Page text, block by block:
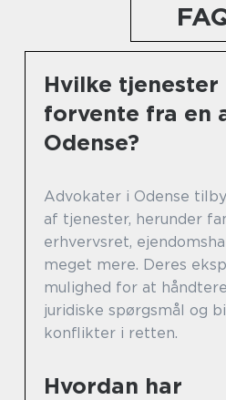
Hvilke tjenester
forvente fra en
Odense?
Advokater i Odense
af tjenester, herunder
erhvervsret,
meget mere. Deres
mulighed for at
juridiske spørgsmål og
konflikter i retten.
Hvordan har